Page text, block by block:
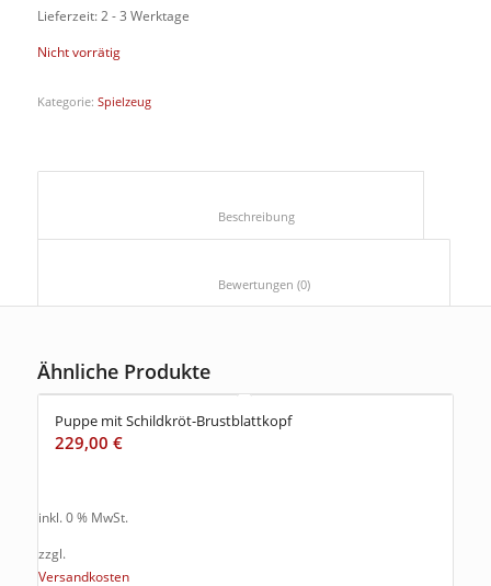
Lieferzeit: 2 - 3 Werktage
Nicht vorrätig
Kategorie: Spielzeug
						Beschreibung
						Bewertungen (0)
Ähnliche Produkte
Puppe mit Schildkröt-Brustblattkopf
229,00 €
inkl. 0 % MwSt.
zzgl.
Versandkosten